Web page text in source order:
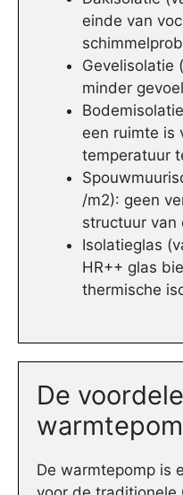
einde van
Gevelisolatie
minder
een ruimte is
temperatuur
/m2): geen
structuur van
Isolatieglas
HR++ glas
thermische
De
De warmtepomp is